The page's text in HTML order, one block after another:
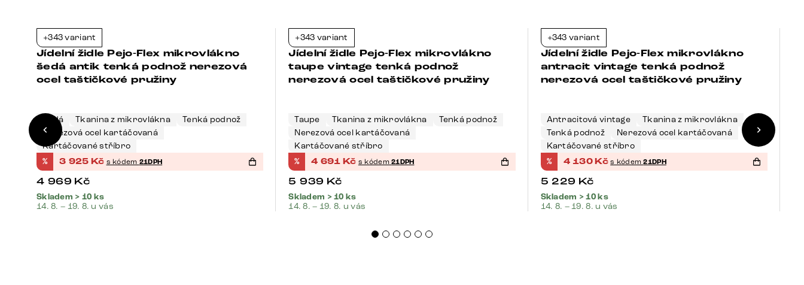
+343 variant
Jídelní židle Pejo-Flex mikrovlákno
šedá antik tenká podnož nerezová
ocel taštičkové pružiny
Šedá Tkanina z mikrovlákna
Tenká podnož
Nerezová ocel kartáčovaná
Kartáčované stříbro
% 3 925 Kč s kódem 21DPH
4 969 Kč
Skladem > 10 ks
14. 8. – 19. 8. u vás
+343 variant
Jídelní židle Pejo-Flex mikrovlákno
taupe vintage tenká podnož
nerezová ocel taštičkové pružiny
Taupe Tkanina z mikrovlákna
Tenká podnož
Nerezová ocel kartáčovaná
Kartáčované stříbro
% 4 691Kč s kódem21DPH
5 939 Kč
Skladem > 10 ks
14. 8. – 19. 8. u vás
+343 variant
Jídelní židle Pejo-Flex mikrovlákno
antracit vintage tenká podnož
nerezová ocel taštičkové pružiny
Antracitová vintage
Tkanina z mikrovlákna
Tenká podnož
Nerezová ocel kartáčovaná
Kartáčované stříbro
% 4 130Kč s kódem21DPH
5 229 Kč
Skladem > 10 ks
14. 8. – 19. 8. u vás